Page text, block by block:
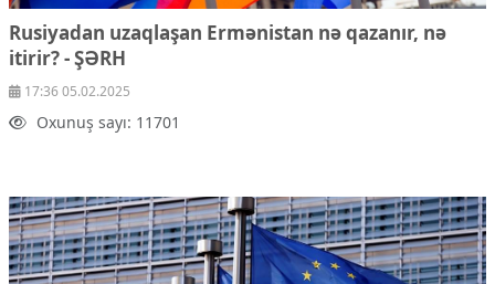
Rusiyadan uzaqlaşan Ermənistan nə qazanır, nə
itirir? -ŞƏRH
17:36 05.02.2025
Oxunuş sayı: 11701